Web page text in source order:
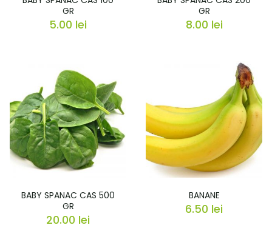
GR
5.00 lei
GR
8.00 lei
BABY SPANAC CAS 500
GR
20.00 lei
BANANE
6.50 lei